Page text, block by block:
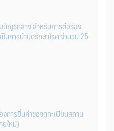
บัญชีกลาง สำหรับการต่อรอง
นการบำบัดรักษาโรค จำนวน 25
การยื่นคำขอจดทะเบียนสถาน
ใหม่)